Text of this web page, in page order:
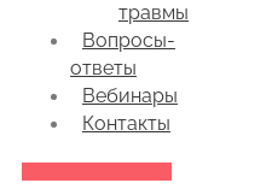
травмы
Вопросы-
ответы
Вебинары
Контакты